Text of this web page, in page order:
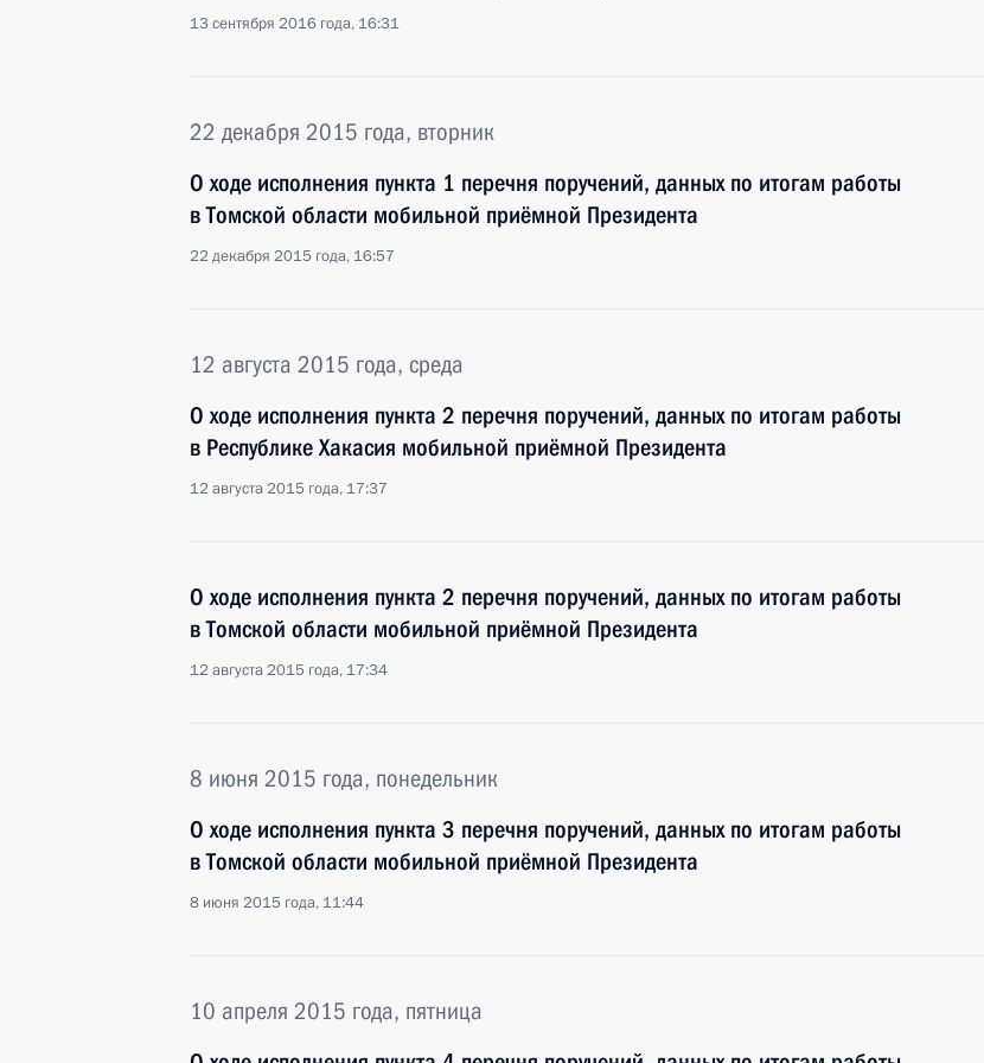
13 сентября 2016 года, 16:31
22 декабря 2015 года, вторник
О ходе исполнения пункта 1 перечня поручений, данных по итогам работы
в Томской области мобильной приёмной Президента
22 декабря 2015 года, 16:57
12 августа 2015 года, среда
О ходе исполнения пункта 2 перечня поручений, данных по итогам работы
в Республике Хакасия мобильной приёмной Президента
12 августа 2015 года, 17:37
О ходе исполнения пункта 2 перечня поручений, данных по итогам работы
в Томской области мобильной приёмной Президента
12 августа 2015 года, 17:34
8 июня 2015 года, понедельник
О ходе исполнения пункта 3 перечня поручений, данных по итогам работы
в Томской области мобильной приёмной Президента
8 июня 2015 года, 11:44
10 апреля 2015 года, пятница